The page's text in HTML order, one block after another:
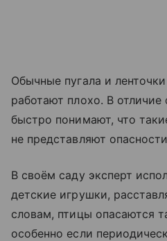
Обычные пугала и
работают плохо. В
быстро понимают, что
не представляют
В своём саду эксперт
детские игрушки,
словам, птицы опасаются
особенно если